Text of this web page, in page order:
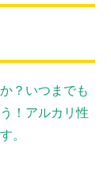
？いつまでも
！アルカリ性
。